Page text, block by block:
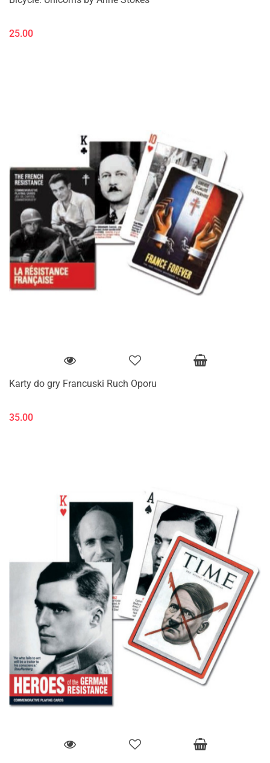
25.00
Karty do gry Francuski Ruch Oporu
35.00